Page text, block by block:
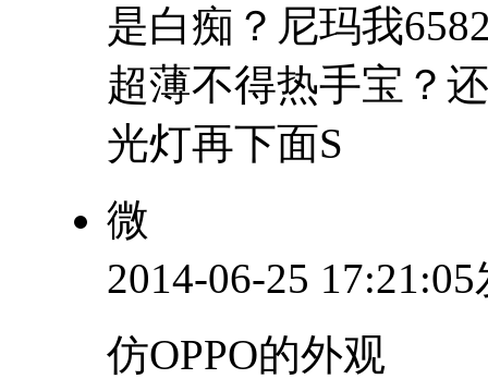
是白痴？尼玛我
超薄不得热手宝？
光灯再下面S
微
2014-06-25
仿OPPO的外观